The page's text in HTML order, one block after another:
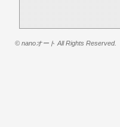
© nanoオート All Rights Reserved.